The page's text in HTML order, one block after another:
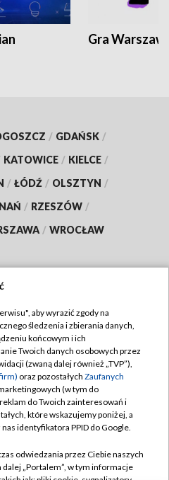
Gra
/ GDAŃSK /
KATOWICE / KIELCE /
/ ŁÓDŹ / OLSZTYN /
/ RZESZÓW /
/ WROCŁAW
TVP
TVP
prywatności
zgody
aby wyrazić zgody na
śledzenia i zbierania danych,
końcowym i ich
Twoich danych osobowych przez
(zwaną dalej również „TVP”),
oraz pozostałych Zaufanych
(w tym do
do Twoich zainteresowań i
które wskazujemy poniżej, a
identyfikatora PPID do Google.
odwiedzania przez Ciebie naszych
dalej „Portalem”, w tym informacje